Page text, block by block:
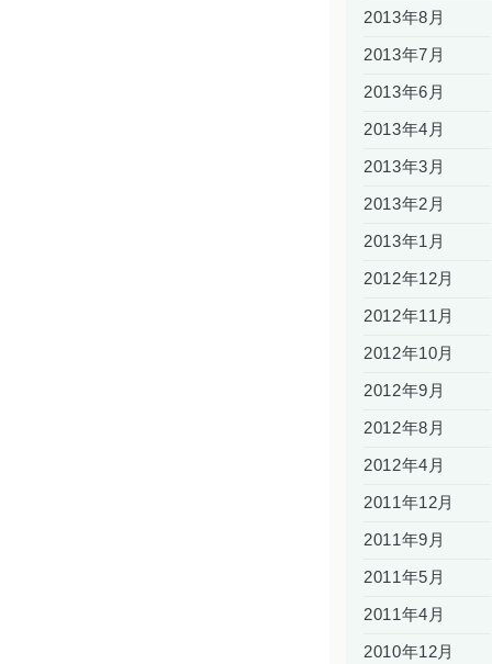
2013年8月
2013年7月
2013年6月
2013年4月
2013年3月
2013年2月
2013年1月
2012年12月
2012年11月
2012年10月
2012年9月
2012年8月
2012年4月
2011年12月
2011年9月
2011年5月
2011年4月
2010年12月